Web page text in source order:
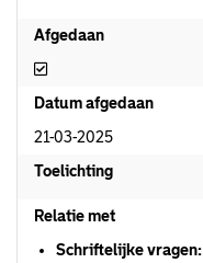
Afgedaan
Afgedaan
Datum afgedaan
21-03-2025
Toelichting
Relatie met
Schriftelijke vragen: